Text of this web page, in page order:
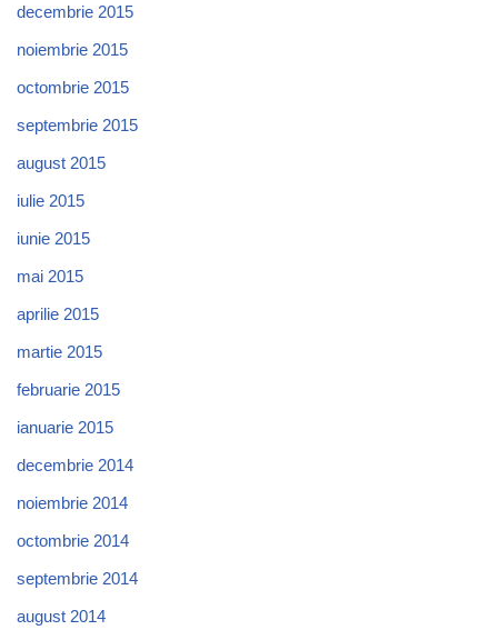
decembrie 2015
noiembrie 2015
octombrie 2015
septembrie 2015
august 2015
iulie 2015
iunie 2015
mai 2015
aprilie 2015
martie 2015
februarie 2015
ianuarie 2015
decembrie 2014
noiembrie 2014
octombrie 2014
septembrie 2014
august 2014